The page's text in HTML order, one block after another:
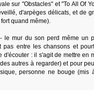
sur "Obstacles" et "To All Of
d'arpèges délicats, et de
quand même).
le mur du son perd même un
entre les chansons et
d'écouter : il s'agit de mettre en
autres à regarder) et pour
personne ne bouge (mis